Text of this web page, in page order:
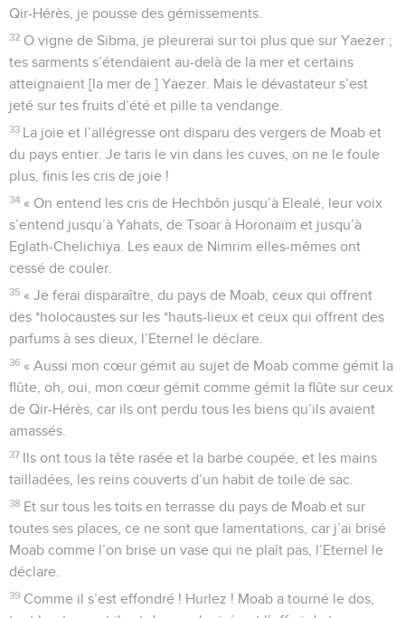
Qir-Hérès, je pousse des gémissements.
32 O vigne de Sibma, je pleurerai sur toi plus que sur Yaezer ;
tes sarments s’étendaient au-delà de la mer et certains
atteignaient [la mer de ] Yaezer. Mais le dévastateur s’est
jeté sur tes fruits d’été et pille ta vendange.
33 La joie et l’allégresse ont disparu des vergers de Moab et
du pays entier. Je taris le vin dans les cuves, on ne le foule
plus, finis les cris de joie !
34 « On entend les cris de Hechbôn jusqu’à Elealé, leur voix
s’entend jusqu’à Yahats, de Tsoar à Horonaïm et jusqu’à
Eglath-Chelichiya. Les eaux de Nimrim elles-mêmes ont
cessé de couler.
35 « Je ferai disparaître, du pays de Moab, ceux qui offrent
des *holocaustes sur les *hauts-lieux et ceux qui offrent des
parfums à ses dieux, l’Eternel le déclare.
36 « Aussi mon cœur gémit au sujet de Moab comme gémit la
flûte, oh, oui, mon cœur gémit comme gémit la flûte sur ceux
de Qir-Hérès, car ils ont perdu tous les biens qu’ils avaient
amassés.
37 Ils ont tous la tête rasée et la barbe coupée, et les mains
tailladées, les reins couverts d’un habit de toile de sac.
38 Et sur tous les toits en terrasse du pays de Moab et sur
toutes ses places, ce ne sont que lamentations, car j’ai brisé
Moab comme l’on brise un vase qui ne plaît pas, l’Eternel le
déclare.
39 Comme il s’est effondré ! Hurlez ! Moab a tourné le dos,